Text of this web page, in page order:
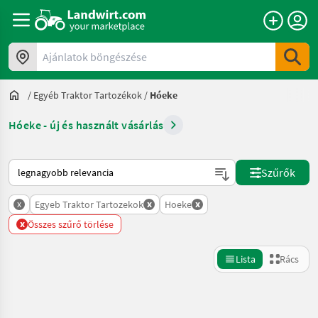
Ajánlatok böngészése
/ Egyéb Traktor Tartozékok / Hóeke
Hóeke - új és használt vásárlás
Így van sorba rendezve a Landwirt.com-on
Szűrők
x Egyeb Traktor Tartozekok x Hoeke x
x Összes szűrő törlése
Lista Rács